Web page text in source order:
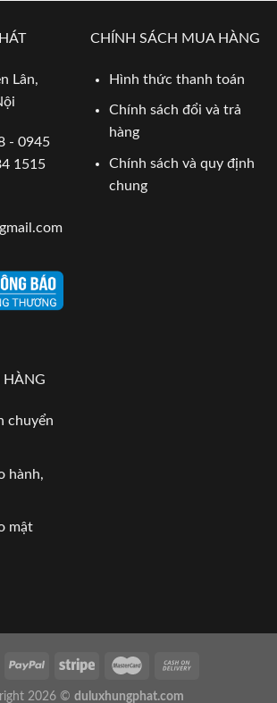
Lân,
- 0945
1515
CHÍNH SÁCH MUA HÀNG
Hình thức thanh toán
Chính sách đổi và trả
hàng
Chính sách và quy định
chung
HÀNG
chuyển
hành,
mật
2026 © duluxhungphat.com